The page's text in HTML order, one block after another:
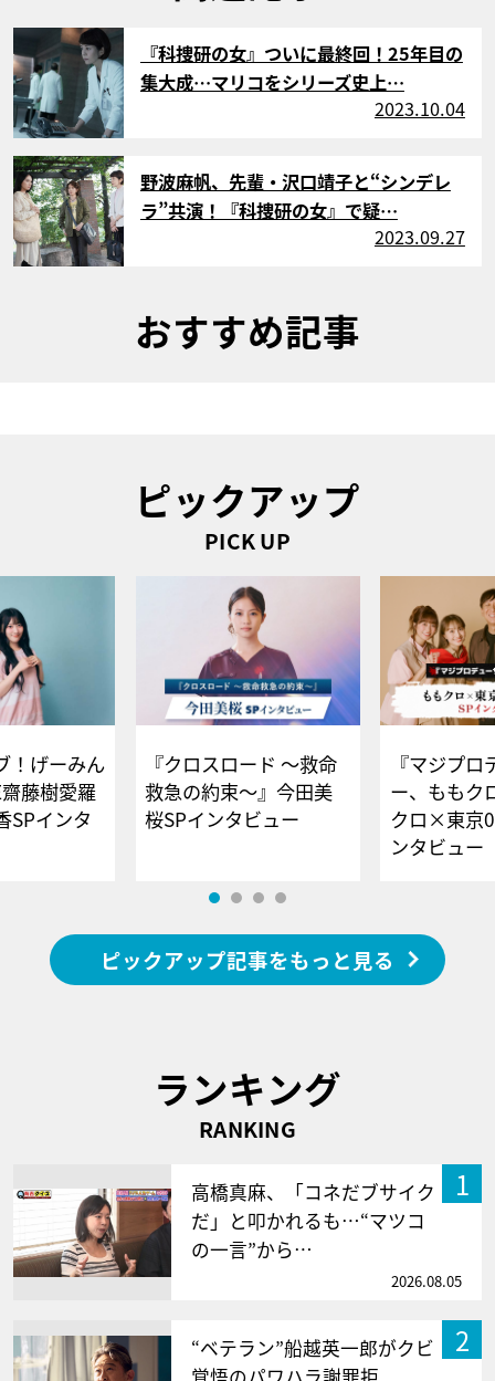
サムネイル
『科捜研の女』ついに最終回！25年目の
集大成…マリコをシリーズ史上…
2023.10.04
サムネイル
野波麻帆、先輩・沢口靖子と“シンデレ
ラ”共演！『科捜研の女』で疑…
2023.09.27
おすすめ記事
ピックアップ
PICK UP
！げーみん
藤樹愛羅
SPインタ
『クロスロード ～救命
救急の約束～』今田美
桜SPインタビュー
『マジプロ
ー、ももク
クロ×東京
ンタビュー
ピックアップ記事をもっと見る
ランキング
RANKING
1
高橋真麻、「コネだブサイク
だ」と叩かれるも…“マツコ
の一言”から…
2026.08.05
2
“ベテラン”船越英一郎がクビ